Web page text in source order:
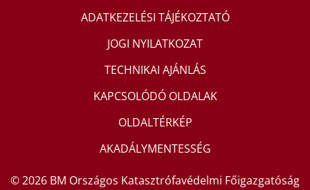
ADATKEZELÉSI TÁJÉKOZTATÓ
JOGI NYILATKOZAT
TECHNIKAI AJÁNLÁS
KAPCSOLÓDÓ OLDALAK
OLDALTÉRKÉP
AKADÁLYMENTESSÉG
© 2026 BM Országos Katasztrófavédelmi Főigazgatóság